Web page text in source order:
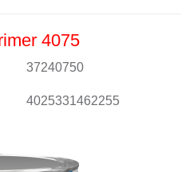
4075
37240750
4025331462255